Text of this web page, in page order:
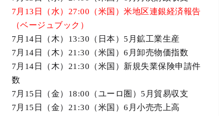
7月13日（水）27:00（米国）米地区連銀経済報告
（ベージュブック）
7月14日（木）13:30（日本）5月鉱工業生産
7月14日（木）21:30（米国）6月卸売物価指数
7月14日（木）21:30（米国）新規失業保険申請件
数
7月15日（金）18:00（ユーロ圏）5月貿易収支
7月15日（金）21:30（米国）6月小売売上高